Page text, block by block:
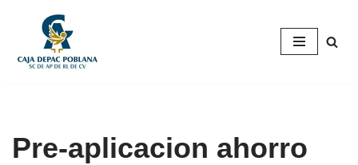
al
Pre-aplicacion ahorro